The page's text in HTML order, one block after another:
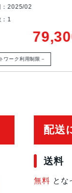
生体認証
：2025/02
1
ワーク利用制限－
配送
送料
無料 とな